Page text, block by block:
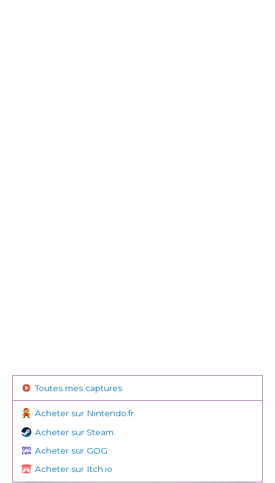
Toutes mes captures
Acheter sur Nintendo.fr
Acheter sur Steam
Acheter sur GOG
Acheter sur Itch.io